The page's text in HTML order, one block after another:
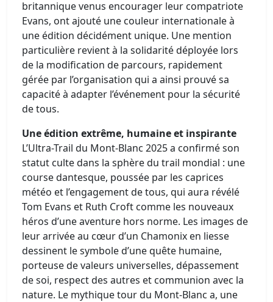
britannique venus encourager leur compatriote
Evans, ont ajouté une couleur internationale à
une édition décidément unique. Une mention
particulière revient à la solidarité déployée lors
de la modification de parcours, rapidement
gérée par l’organisation qui a ainsi prouvé sa
capacité à adapter l’événement pour la sécurité
de tous.
Une édition extrême, humaine et inspirante
L’Ultra-Trail du Mont-Blanc 2025 a confirmé son
statut culte dans la sphère du trail mondial : une
course dantesque, poussée par les caprices
météo et l’engagement de tous, qui aura révélé
Tom Evans et Ruth Croft comme les nouveaux
héros d’une aventure hors norme. Les images de
leur arrivée au cœur d’un Chamonix en liesse
dessinent le symbole d’une quête humaine,
porteuse de valeurs universelles, dépassement
de soi, respect des autres et communion avec la
nature. Le mythique tour du Mont-Blanc a, une